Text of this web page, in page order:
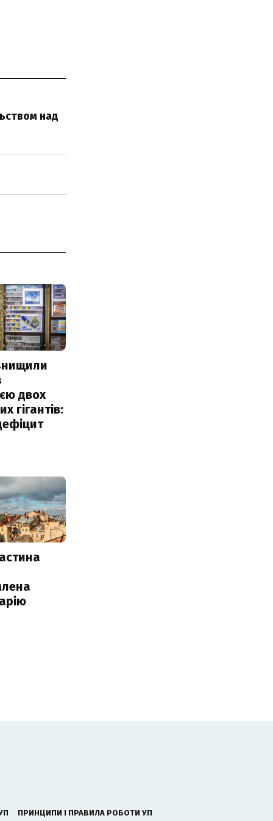
над
двох
гігантів:
ПРИНЦИПИ І ПРАВИЛА РОБОТИ УП